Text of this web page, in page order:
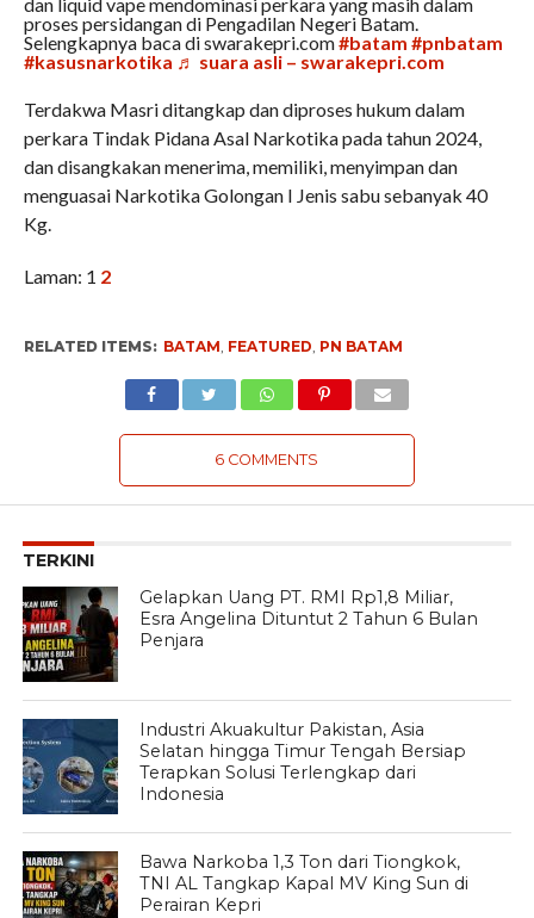
dan liquid vape mendominasi perkara yang masih dalam
proses persidangan di Pengadilan Negeri Batam.
Selengkapnya baca di swarakepri.com#batam #pnbatam
#kasusnarkotika ♬ suara asli – swarakepri.com
Terdakwa Masri ditangkap dan diproses hukum dalam
perkara Tindak Pidana Asal Narkotika pada tahun 2024,
dan disangkakan menerima, memiliki, menyimpan dan
menguasai Narkotika Golongan I Jenis sabu sebanyak 40
Kg.
Laman: 1 2
RELATED ITEMS: BATAM, FEATURED, PN BATAM
6 COMMENTS
TERKINI
Gelapkan Uang PT. RMI Rp1,8 Miliar,
Esra Angelina Dituntut 2 Tahun 6 Bulan
Penjara
Industri Akuakultur Pakistan, Asia
Selatan hingga Timur Tengah Bersiap
Terapkan Solusi Terlengkap dari
Indonesia
Bawa Narkoba 1,3 Ton dari Tiongkok,
TNI AL Tangkap Kapal MV King Sun di
Perairan Kepri